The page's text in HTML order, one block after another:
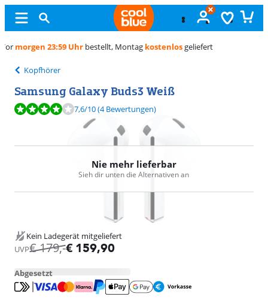
Kostenlosumtauschen
Kopfhörer
Samsung Galaxy Buds3 Weiß
Bewertet mit 7,6 von 10, basierend auf 4 Bewertungen.
7,6/10(4 Bewertungen)
Nie mehr lieferbar
Sieh dir unten die Alternativen an
Kein Ladegerät mitgeliefert
UVP€179,-€ 159,90
Abgesetzt